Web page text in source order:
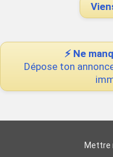
⚡ Ne
Dépose ton
Mettre